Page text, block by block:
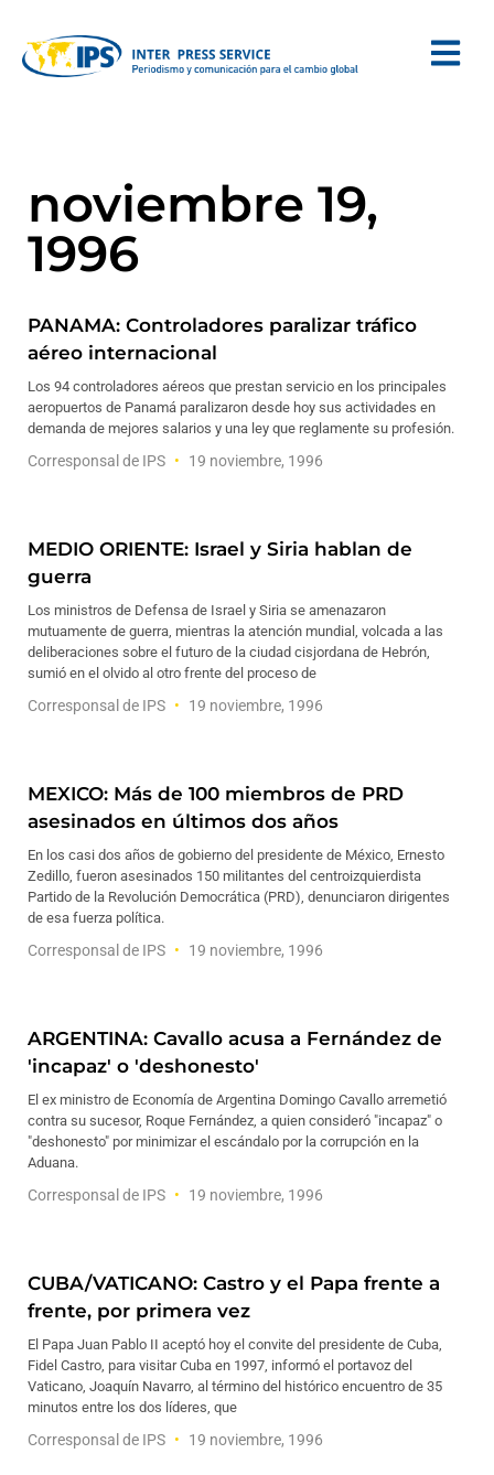
noviembre 19,
1996
PANAMA: Controladores paralizar tráfico
aéreo internacional
Los 94 controladores aéreos que prestan servicio en los principales
aeropuertos de Panamá paralizaron desde hoy sus actividades en
demanda de mejores salarios y una ley que reglamente su profesión.
Corresponsal de IPS 19 noviembre, 1996
MEDIO ORIENTE: Israel y Siria hablan de
guerra
Los ministros de Defensa de Israel y Siria se amenazaron
mutuamente de guerra, mientras la atención mundial, volcada a las
deliberaciones sobre el futuro de la ciudad cisjordana de Hebrón,
sumió en el olvido al otro frente del proceso de
Corresponsal de IPS 19 noviembre, 1996
MEXICO: Más de 100 miembros de PRD
asesinados en últimos dos años
En los casi dos años de gobierno del presidente de México, Ernesto
Zedillo, fueron asesinados 150 militantes del centroizquierdista
Partido de la Revolución Democrática (PRD), denunciaron dirigentes
de esa fuerza política.
Corresponsal de IPS 19 noviembre, 1996
ARGENTINA: Cavallo acusa a Fernández de
'incapaz' o 'deshonesto'
El ex ministro de Economía de Argentina Domingo Cavallo arremetió
contra su sucesor, Roque Fernández, a quien consideró "incapaz" o
"deshonesto" por minimizar el escándalo por la corrupción en la
Aduana.
Corresponsal de IPS 19 noviembre, 1996
CUBA/VATICANO: Castro y el Papa frente a
frente, por primera vez
El Papa Juan Pablo II aceptó hoy el convite del presidente de Cuba,
Fidel Castro, para visitar Cuba en 1997, informó el portavoz del
Vaticano, Joaquín Navarro, al término del histórico encuentro de 35
minutos entre los dos líderes, que
Corresponsal de IPS 19 noviembre, 1996